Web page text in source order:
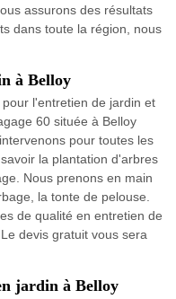
assurons des résultats
dans toute la région, nous
à Belloy
l'entretien de jardin et
60 située à Belloy
pour toutes les
la plantation d'arbres
Nous prenons en main
la tonte de pelouse.
de qualité en entretien de
devis gratuit vous sera
jardin à Belloy